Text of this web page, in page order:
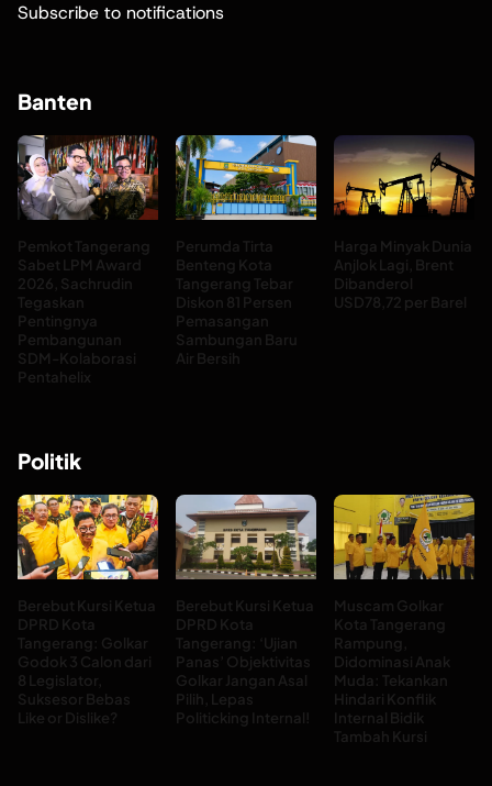
Subscribe to notifications
Banten
Pemkot Tangerang
Sabet LPM Award
2026, Sachrudin
Tegaskan
Pentingnya
Pembangunan
SDM-Kolaborasi
Pentahelix
Perumda Tirta
Benteng Kota
Tangerang Tebar
Diskon 81 Persen
Pemasangan
Sambungan Baru
Air Bersih
Harga Minyak Dunia
Anjlok Lagi, Brent
Dibanderol
USD78,72 per Barel
Politik
Berebut Kursi Ketua
DPRD Kota
Tangerang: Golkar
Godok 3 Calon dari
8 Legislator,
Suksesor Bebas
Like or Dislike?
Berebut Kursi Ketua
DPRD Kota
Tangerang: ‘Ujian
Panas’ Objektivitas
Golkar Jangan Asal
Pilih, Lepas
Politicking Internal!
Muscam Golkar
Kota Tangerang
Rampung,
Didominasi Anak
Muda: Tekankan
Hindari Konflik
Internal Bidik
Tambah Kursi